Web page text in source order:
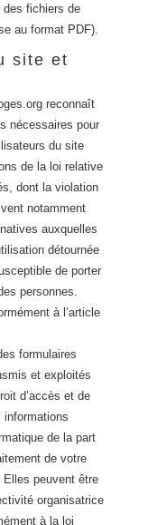
des fichiers de
au format PDF).
site et
reconnaît
nécessaires pour
du site
de la loi relative
dont la violation
notamment
auxquelles
détournée
de porter
personnes.
à l’article
formulaires
et exploités
d’accès et de
de la part
de votre
peuvent être
organisatrice
à la loi